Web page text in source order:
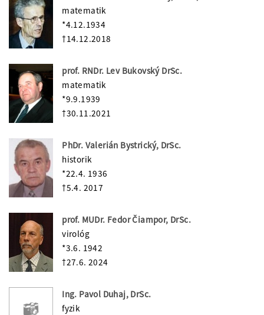
matematik
*4.12.1934
†14.12.2018
prof. RNDr. Lev Bukovský DrSc.
matematik
*9.9.1939
†30.11.2021
PhDr. Valerián Bystrický, DrSc.
historik
*22.4. 1936
†5.4. 2017
prof. MUDr. Fedor Čiampor, DrSc.
virológ
*3.6. 1942
†27.6. 2024
Ing. Pavol Duhaj, DrSc.
fyzik